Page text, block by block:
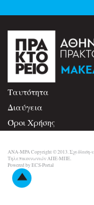
Ταυτότητα
Διαύγεια
Όροι Χρήσης
ANA-MPA Copyright © 2013. Σχεδίαση-
Τηλεπικοινωνιών ΑΠΕ-ΜΠΕ.
Powered by ECS-Portal